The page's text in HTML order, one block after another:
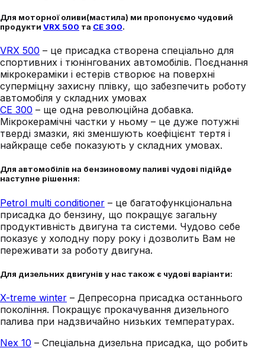
Для моторної оливи(мастила) ми пропонуємо чудовий
продукти VRX 500 та CE 300.
VRX 500 – це присадка створена спеціально для
спортивних і тюнінгованих автомобілів. Поєднання
мікрокераміки і естерів створює на поверхні
суперміцну захисну плівку, що забезпечить роботу
автомобіля у складних умовах
CE 300 – ще одна революційна добавка.
Мікрокерамічні частки у ньому – це дуже потужні
тверді змазки, які зменшують коефіцієнт тертя і
найкраще себе показують у складних умовах.
Для автомобілів на бензиновому паливі чудові підійде
наступне рішення:
Petrol multi conditioner – це багатофункціональна
присадка до бензину, що покращує загальну
продуктивність двигуна та системи. Чудово себе
показує у холодну пору року і дозволить Вам не
переживати за роботу двигуна.
Для дизельних двигунів у нас також є чудові варіанти:
X-treme winter – Депресорна присадка останнього
покоління. Покращує прокачування дизельного
палива при надзвичайно низьких температурах.
Nex 10 – Спеціальна дизельна присадка, що робить